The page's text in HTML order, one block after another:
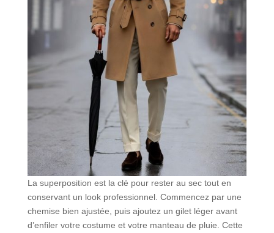
La superposition est la clé pour rester au sec tout en
conservant un look professionnel. Commencez par une
chemise bien ajustée, puis ajoutez un gilet léger avant
d’enfiler votre costume et votre manteau de pluie. Cette